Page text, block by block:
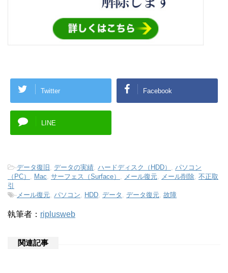
Twitter Facebook
LINE
-データ復旧 , データの実績, ハードディスク（HDD） , パソコン
（PC） , Mac, サーフェス（Surface） , メール復元, メール削除, 不正取
引
-メール復元, パソコン, HDD, データ , データ復元, 故障
執筆者： riplusweb
関連記事